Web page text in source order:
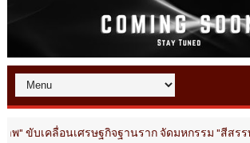
อนเศรษฐกิจฐานราก จัดมหกรรม "สีสรรพรรณก